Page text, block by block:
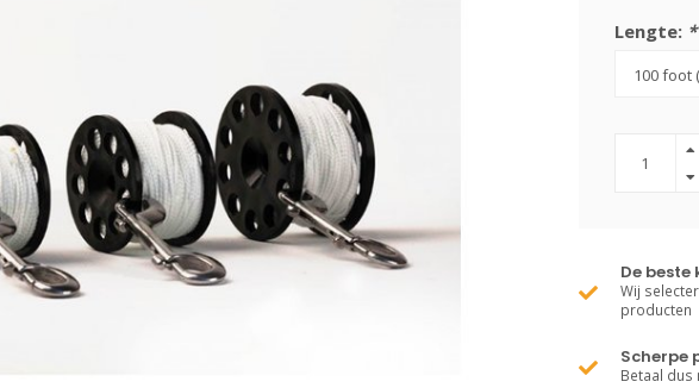
Lengte: *
De beste
Wij
producten
Scherpe
Betaal dus